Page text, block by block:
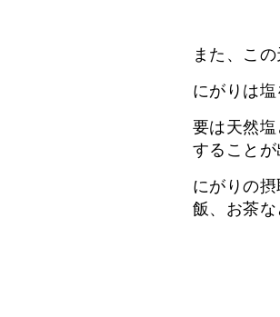
また、こ
にがりは
要は天然
することが
にがりの
飯、お茶な